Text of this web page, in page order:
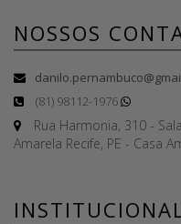
NOSSOS
(81) 98112-1976
Rua Harmonia, 310 -
Amarela Recife, PE - Casa